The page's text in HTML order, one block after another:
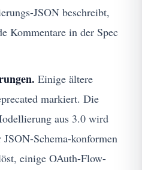
JSON beschreibt,
Kommentare in der Spec
Einige ältere
markiert. Die
aus 3.0 wird
Schema-konformen
einige OAuth-Flow-